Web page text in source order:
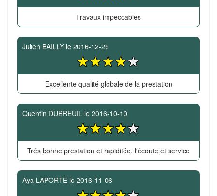
Travaux impeccables
Julien BAILLY le 2016-12-25
Excellente qualité globale de la prestation
Quentin DUBREUIL le 2016-10-10
Trés bonne prestation et rapiditée, l'écoute et service
Aya LAPORTE le 2016-11-06